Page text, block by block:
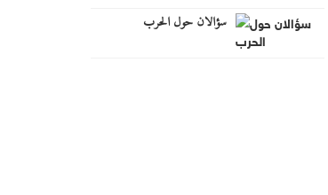
سؤالان حول الحرب